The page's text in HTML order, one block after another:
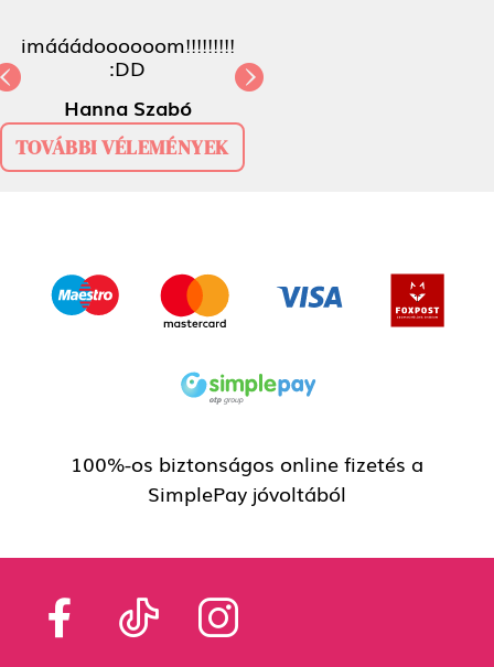
imááádoooooom!!!!!!!!! :DD
Hanna Szabó
Previous
TOVÁBBI VÉLEMÉNYEK
SimplePay jóvoltából